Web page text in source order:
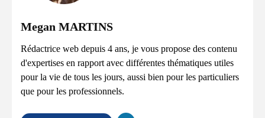
Megan MARTINS
Rédactrice web depuis 4 ans, je vous propose des contenu
d'expertises en rapport avec différentes thématiques utiles
pour la vie de tous les jours, aussi bien pour les particuliers
que pour les professionnels.